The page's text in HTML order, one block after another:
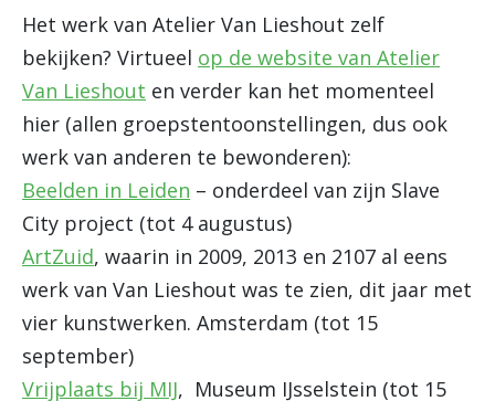
Het werk van Atelier Van Lieshout zelf
bekijken? Virtueel op de website van Atelier
Van Lieshout en verder kan het momenteel
hier (allen groepstentoonstellingen, dus ook
werk van anderen te bewonderen):
Beelden in Leiden – onderdeel van zijn Slave
City project (tot 4 augustus)
ArtZuid, waarin in 2009, 2013 en 2107 al eens
werk van Van Lieshout was te zien, dit jaar met
vier kunstwerken. Amsterdam (tot 15
september)
Vrijplaats bij MIJ, Museum IJsselstein (tot 15